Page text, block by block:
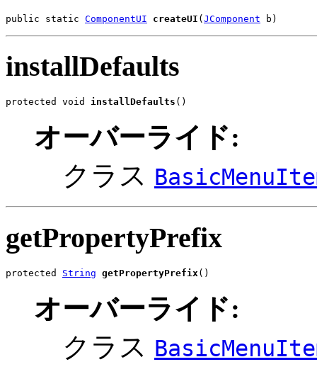
public static ComponentUI createUI (JComponent b)
installDefaults
protected void installDefaults ()
オーバーライド:
クラス
getPropertyPrefix
protected String getPropertyPrefix ()
オーバーライド:
クラス